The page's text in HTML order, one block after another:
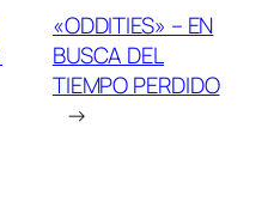
«ODDITIES» – EN
BUSCA DEL
TIEMPO PERDIDO
→